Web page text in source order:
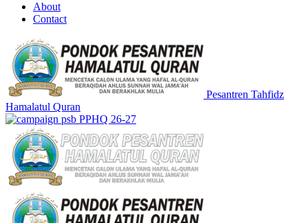
About
Contact
Pesantren Tahfidz
Hamalatul Quran